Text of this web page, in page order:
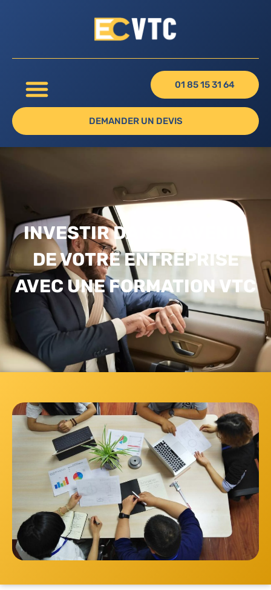
01 85 15 31 64
DEMANDER UN DEVIS
INVESTIR DANS L’AVENIR
DE VOTRE ENTREPRISE
AVEC UNE FORMATION VTC